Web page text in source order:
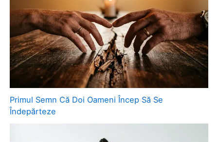
Primul Semn Că Doi Oameni Încep Să Se
Îndepărteze